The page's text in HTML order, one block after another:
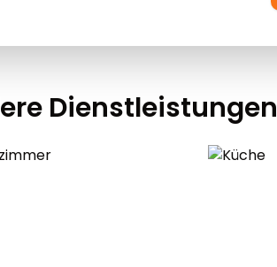
Dienstleistungen